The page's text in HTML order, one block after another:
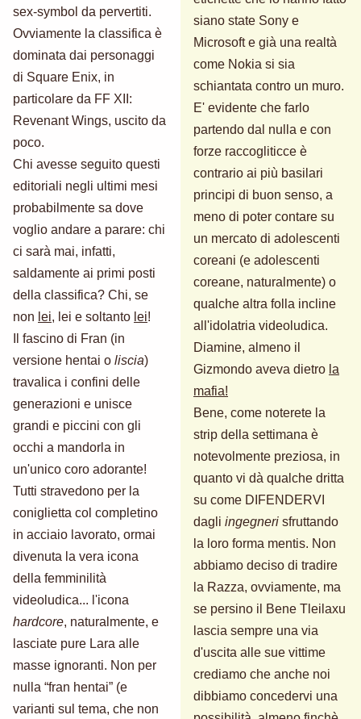
sex-symbol da pervertiti.
Ovviamente la classifica è
dominata dai personaggi
di Square Enix, in
particolare da FF XII:
Revenant Wings, uscito da
poco.
Chi avesse seguito questi
editoriali negli ultimi mesi
probabilmente sa dove
voglio andare a parare: chi
ci sarà mai, infatti,
saldamente ai primi posti
della classifica? Chi, se
non lei, lei e soltanto lei!
Il fascino di Fran (in
versione hentai o liscia)
travalica i confini delle
generazioni e unisce
grandi e piccini con gli
occhi a mandorla in
un'unico coro adorante!
Tutti stravedono per la
coniglietta col completino
in acciaio lavorato, ormai
divenuta la vera icona
della femminilità
videoludica... l'icona
hardcore, naturalmente, e
lasciate pure Lara alle
masse ignoranti. Non per
nulla “fran hentai” (e
varianti sul tema, che non
siano state Sony e
Microsoft e già una realtà
come Nokia si sia
schiantata contro un muro.
E' evidente che farlo
partendo dal nulla e con
forze raccogliticce è
contrario ai più basilari
principi di buon senso, a
meno di poter contare su
un mercato di adolescenti
coreani (e adolescenti
coreane, naturalmente) o
qualche altra folla incline
all'idolatria videoludica.
Diamine, almeno il
Gizmondo aveva dietro la
mafia!
Bene, come noterete la
strip della settimana è
notevolmente preziosa, in
quanto vi dà qualche dritta
su come DIFENDERVI
dagli ingegneri sfruttando
la loro forma mentis. Non
abbiamo deciso di tradire
la Razza, ovviamente, ma
se persino il Bene Tleilaxu
lascia sempre una via
d'uscita alle sue vittime
crediamo che anche noi
dibbiamo concedervi una